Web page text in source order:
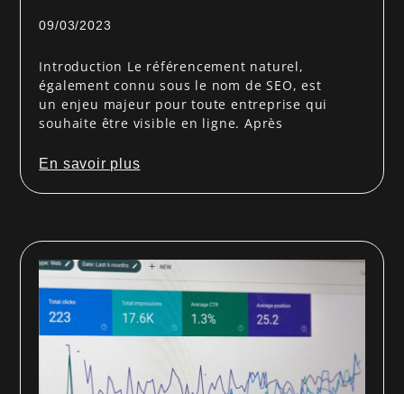
09/03/2023
Introduction Le référencement naturel,
également connu sous le nom de SEO, est
un enjeu majeur pour toute entreprise qui
souhaite être visible en ligne. Après
En savoir plus